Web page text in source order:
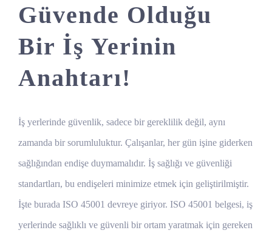
Güvende Olduğu
Bir İş Yerinin
Anahtarı!
İş yerlerinde güvenlik, sadece bir gereklilik değil, aynı
zamanda bir sorumluluktur. Çalışanlar, her gün işine giderken
sağlığından endişe duymamalıdır. İş sağlığı ve güvenliği
standartları, bu endişeleri minimize etmek için geliştirilmiştir.
İşte burada ISO 45001 devreye giriyor. ISO 45001 belgesi, iş
yerlerinde sağlıklı ve güvenli bir ortam yaratmak için gereken